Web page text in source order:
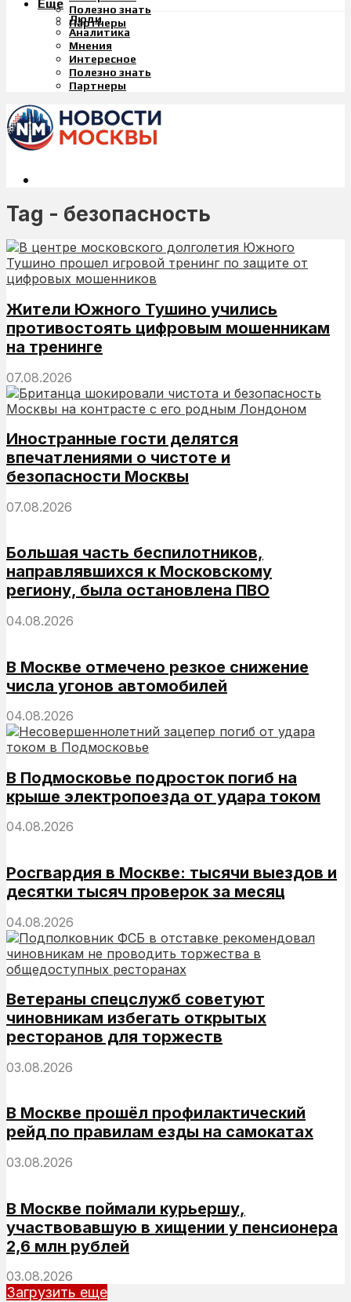
Полезно знать
Партнеры
Еще
Люди
Аналитика
Мнения
Интересное
Полезно знать
Партнеры
Tag - безопасность
Жители Южного Тушино учились
противостоять цифровым мошенникам
на тренинге
07.08.2026
Иностранные гости делятся
впечатлениями о чистоте и
безопасности Москвы
07.08.2026
Большая часть беспилотников,
направлявшихся к Московскому
региону, была остановлена ПВО
04.08.2026
В Москве отмечено резкое снижение
числа угонов автомобилей
04.08.2026
В Подмосковье подросток погиб на
крыше электропоезда от удара током
04.08.2026
Росгвардия в Москве: тысячи выездов и
десятки тысяч проверок за месяц
04.08.2026
Ветераны спецслужб советуют
чиновникам избегать открытых
ресторанов для торжеств
03.08.2026
В Москве прошёл профилактический
рейд по правилам езды на самокатах
03.08.2026
В Москве поймали курьершу,
участвовавшую в хищении у пенсионера
2,6 млн рублей
03.08.2026
Загрузить еще